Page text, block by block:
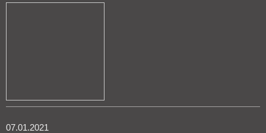
07.01.2021